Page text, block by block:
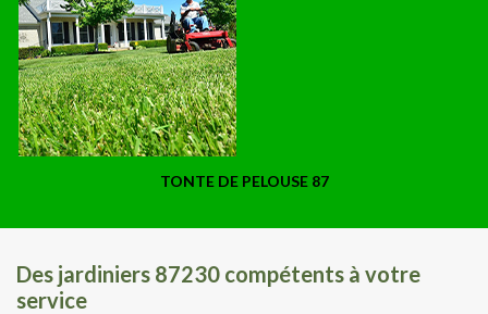
TONTE DE PELOUSE 87
Des jardiniers 87230 compétents à votre
service